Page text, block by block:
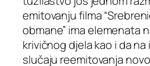
emitovanju filma
obmane” ima elemenata
krivičnog djela kao i da
slučaju reemitovanja